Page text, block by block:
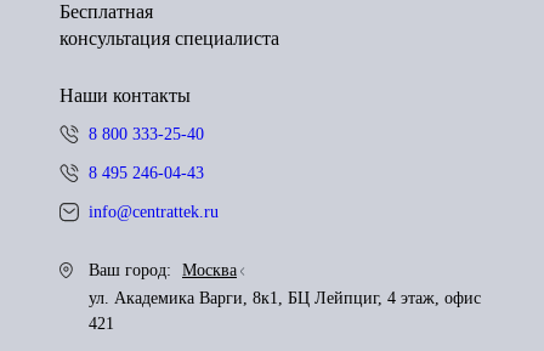
Бесплатная
консультация специалиста
Наши контакты
8 800 333-25-40
8 495 246-04-43
info@centrattek.ru
Ваш город:
Москва
ул. Академика Варги, 8к1, БЦ Лейпциг, 4 этаж, офис
421